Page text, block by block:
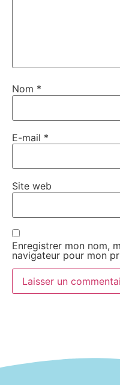
Nom *
E-mail *
Site web
Enregistrer mon nom,
navigateur pour mon